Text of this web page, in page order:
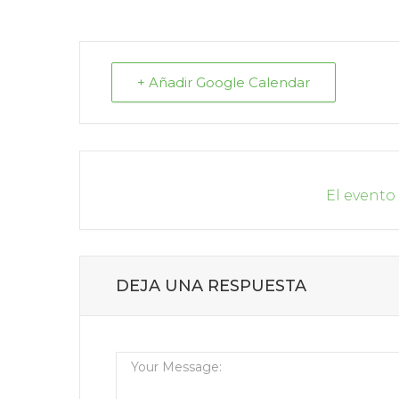
+ Añadir Google Calendar
El
DEJA UNA RESPUESTA